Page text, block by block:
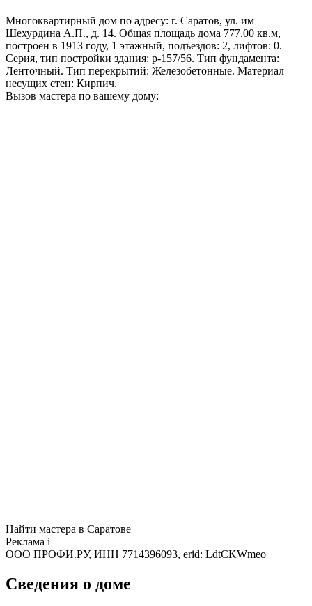
Многоквартирный дом по адресу: г. Саратов, ул. им
Шехурдина А.П., д. 14. Общая площадь дома 777.00 кв.м,
построен в 1913 году, 1 этажный, подъездов: 2, лифтов: 0.
Серия, тип постройки здания: p-157/56. Тип фундамента:
Ленточный. Тип перекрытий: Железобетонные. Материал
несущих стен: Кирпич.
Вызов мастера по вашему дому:
Найти мастера в Саратове
Реклама i
ООО ПРОФИ.РУ, ИНН 7714396093, erid: LdtCKWmeo
Сведения о доме